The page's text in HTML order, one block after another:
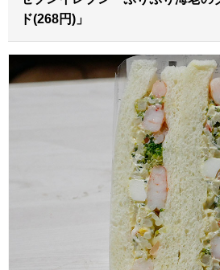
ド(268円)」